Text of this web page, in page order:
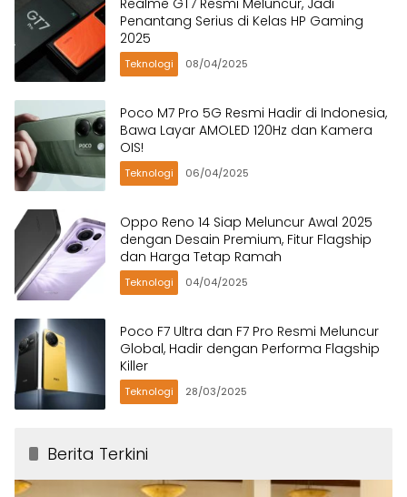
Realme GT7 Resmi Meluncur, Jadi
Penantang Serius di Kelas HP Gaming
2025
Teknologi 08/04/2025
Poco M7 Pro 5G Resmi Hadir di Indonesia,
Bawa Layar AMOLED 120Hz dan Kamera
OIS!
Teknologi 06/04/2025
Oppo Reno 14 Siap Meluncur Awal 2025
dengan Desain Premium, Fitur Flagship
dan Harga Tetap Ramah
Teknologi 04/04/2025
Poco F7 Ultra dan F7 Pro Resmi Meluncur
Global, Hadir dengan Performa Flagship
Killer
Teknologi 28/03/2025
Berita Terkini